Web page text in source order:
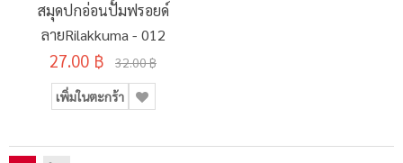
สมุดปกอ่อนปั้มฟรอยด์
ลายRilakkuma - 012
27.00 ฿ 32.00 ฿
เพิ่มในตะกร้า